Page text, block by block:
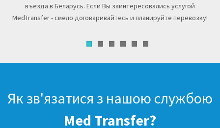
въезда в Беларусь. Если Вы заинтересовались услугой
MedTransfer - смело договаривайтесь и планируйте перевозку!
Як зв'язатися з нашою службою
Med Transfer?